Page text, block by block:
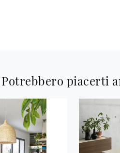
Potrebbero piacerti